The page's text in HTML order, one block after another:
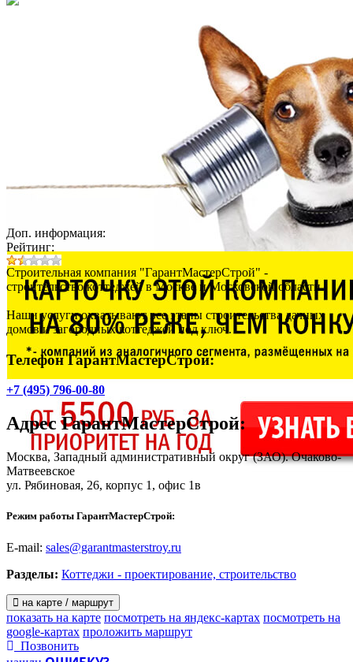
Доп. информация:
Рейтинг:
Строительная компания "ГарантМастерСтрой" -
строительство коттеджей в Москве и Московской области.
Наши услуги охватывают все этапы строительства дачных
домов и загородных коттеджей под ключ.
Телефон ГарантМастерСтрой:
+7 (495) 796-00-80
АдресГарантМастерСтрой:
Москва, Западный административный округ (ЗАО). Очаково-
Матвеевское
ул. Рябиновая, 26, корпус 1 , офис 1в
Режим работы ГарантМастерСтрой:
E-mail: sales@garantmasterstroy.ru
Разделы: Коттеджи - проектирование, строительство
на карте / маршрут
показать на карте посмотреть на яндекс-картах посмотреть на
google-картах проложить маршрут
Позвонить